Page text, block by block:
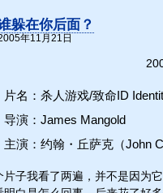
躲在你后面？
年11月21日
片名：杀人游戏/致命ID
导演：James Mangold
主演：约翰・丘萨克（
片子我看了两遍，并不是因为